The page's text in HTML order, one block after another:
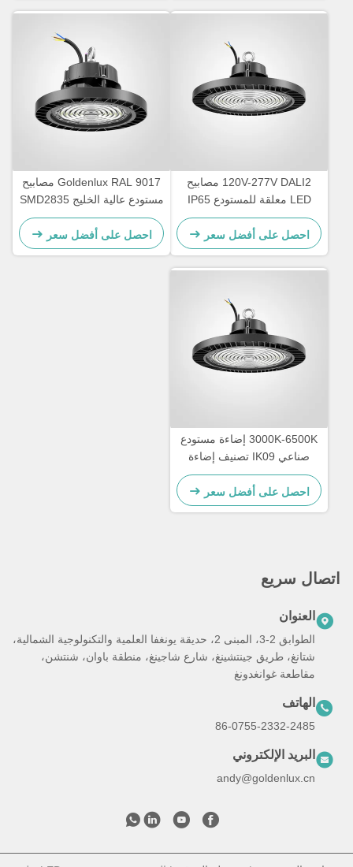
120V-277V DALI2 مصابيح
LED معلقة للمستودع IP65
مقاومة للماء
احصل على أفضل سعر
Goldenlux RAL 9017 مصابيح
مستودع عالية الخليج SMD2835
مصابيح الصناعية عالية الخليج
احصل على أفضل سعر
3000K-6500K إضاءة مستودع
صناعي IK09 تصنيف إضاءة
LED عالية الخليج
احصل على أفضل سعر
اتصال سريع
العنوان
الطوابق 2-3، المبنى 2، حديقة يونغفا العلمية والتكنولوجية الشمالية،
شتانغ، طريق جينتشينغ، شارع شاجينغ، منطقة باوان، شنتشن،
مقاطعة غوانغدونغ
الهاتف
86-0755-2332-2485
البريد الإلكتروني
andy@goldenlux.cn